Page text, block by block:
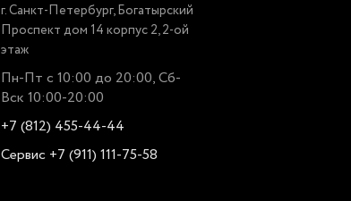
г. Санкт-Петербург, Богатырский
Проспект дом 14 корпус 2, 2-ой
этаж
Пн-Пт с 10:00 до 20:00, Сб-
Вск 10:00-20:00
+7 (812) 455-44-44
Сервис +7 (911) 111-75-58